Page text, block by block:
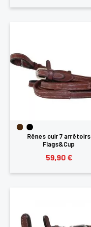
Rênes cuir 7 arrêtoirs
Flags&Cup
59,90 €